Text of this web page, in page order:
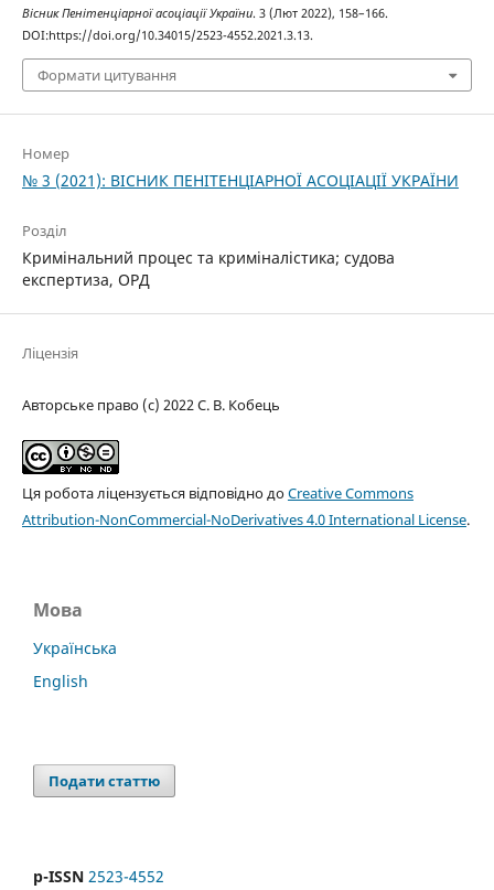
Вісник Пенітенціарної асоціації України. 3 (Лют 2022), 158–166.
DOI:https://doi.org/10.34015/2523-4552.2021.3.13.
Формати цитування
Номер
№ 3 (2021): ВІСНИК ПЕНІТЕНЦІАРНОЇ АСОЦІАЦІЇ УКРАЇНИ
Розділ
Кримінальний процес та криміналістика; судова
експертиза, ОРД
Ліцензія
Авторське право (c) 2022 С. В. Кобець
Ця робота ліцензується відповідно доCreative Commons
Attribution-NonCommercial-NoDerivatives 4.0 International License.
Мова
Українська
English
Подати статтю
p-ISSN 2523-4552